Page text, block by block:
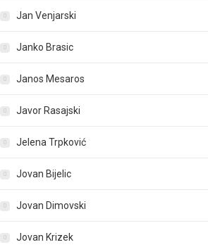
Jan Venjarski
Janko Brasic
Janos Mesaros
Javor Rasajski
Jelena Trpković
Jovan Bijelic
Jovan Dimovski
Jovan Krizek